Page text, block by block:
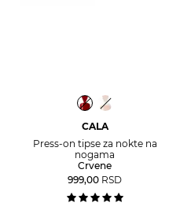
CALA
Press-on tipse za nokte na
nogama
Crvene
999,00 RSD